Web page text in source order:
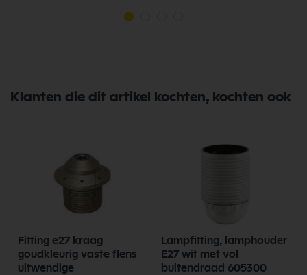
Klanten die dit artikel kochten, kochten ook
Fitting e27 kraag
goudkleurig vaste flens
uitwendige
Lampfitting, lamphouder
E27 wit met vol
buitendraad 605300